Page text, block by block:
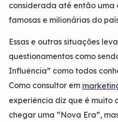
considerada até então uma
famosas e milionárias do
Essas e outras situações
questionamentos como
Influência” como todos
Como consultor em
experiência diz que é muito
chegar uma “Nova Era”,